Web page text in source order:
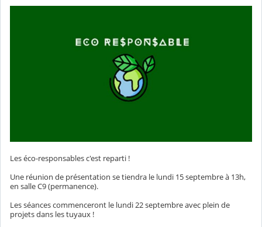
Les éco-responsables c'est reparti !
Une réunion de présentation se tiendra le lundi 15 septembre à 13h,
en salle C9 (permanence).
Les séances commenceront le lundi 22 septembre avec plein de
projets dans les tuyaux !